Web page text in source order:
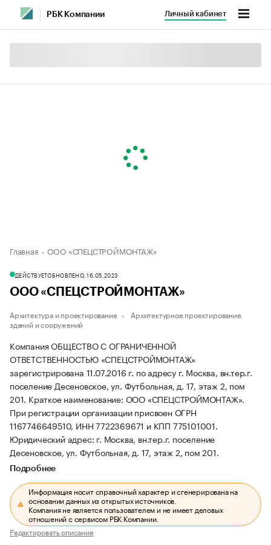
РБК Компании Личный кабинет
Главная ООО «СПЕЦСТРОЙМОНТАЖ»
ДЕЙСТВУЕТОБНОВЛЕНО, 16.05.2023
ООО «СПЕЦСТРОЙМОНТАЖ»
Архитектура и проектирование
Архитектурное проектирование
зданий и сооружений
Компания ОБЩЕСТВО С ОГРАНИЧЕННОЙ
ОТВЕТСТВЕННОСТЬЮ «СПЕЦСТРОЙМОНТАЖ»
зарегистрирована 11.07.2016 г. по адресу г. Москва, вн.тер.г.
поселение Десеновское, ул. Футбольная, д. 17, этаж 2, пом
201. Краткое наименование: ООО «СПЕЦСТРОЙМОНТАЖ».
При регистрации организации присвоен ОГРН
1167746649510, ИНН 7722369671 и КПП 775101001.
Юридический адрес: г. Москва, вн.тер.г. поселение
Десеновское, ул. Футбольная, д. 17, этаж 2, пом 201.
Подробнее
Информация носит справочный характер и сгенерирована на
основании данных из открытых источников.
Компания не является пользователем и не имеет деловых
отношений с сервисом РБК Компании.
Редактировать описание